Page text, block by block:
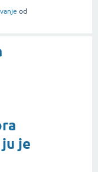
od
je